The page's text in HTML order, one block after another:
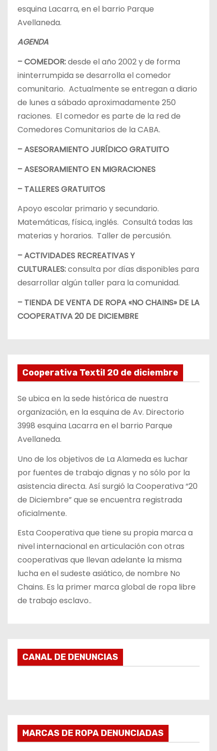
esquina Lacarra, en el barrio Parque
Avellaneda.
AGENDA
– COMEDOR:desde el año 2002 y de forma
ininterrumpida se desarrolla el comedor
comunitario. Actualmente se entregan a diario
de lunes a sábado aproximadamente 250
raciones. El comedor es parte de la red de
Comedores Comunitarios de la CABA.
– ASESORAMIENTO JURÍDICO GRATUITO
– ASESORAMIENTO EN MIGRACIONES
– TALLERES GRATUITOS
Apoyo escolar primario y secundario.
Matemáticas, física, inglés. Consultá todas las
materias y horarios. Taller de percusión.
– ACTIVIDADES RECREATIVAS Y
CULTURALES:consulta por días disponibles para
desarrollar algún taller para la comunidad.
– TIENDA DE VENTA DE ROPA «NO CHAINS» DE LA
COOPERATIVA 20 DE DICIEMBRE
Cooperativa Textil 20 de diciembre
Se ubica en la sede histórica de nuestra
organización, en la esquina de Av. Directorio
3998 esquina Lacarra en el barrio Parque
Avellaneda.
Uno de los objetivos de La Alameda es luchar
por fuentes de trabajo dignas y no sólo por la
asistencia directa. Así surgió la Cooperativa “20
de Diciembre” que se encuentra registrada
oficialmente.
Esta Cooperativa que tiene su propia marca a
nivel internacional en articulación con otras
cooperativas que llevan adelante la misma
lucha en el sudeste asiático, de nombre No
Chains. Es la primer marca global de ropa libre
de trabajo esclavo..
CANAL DE DENUNCIAS
MARCAS DE ROPA DENUNCIADAS